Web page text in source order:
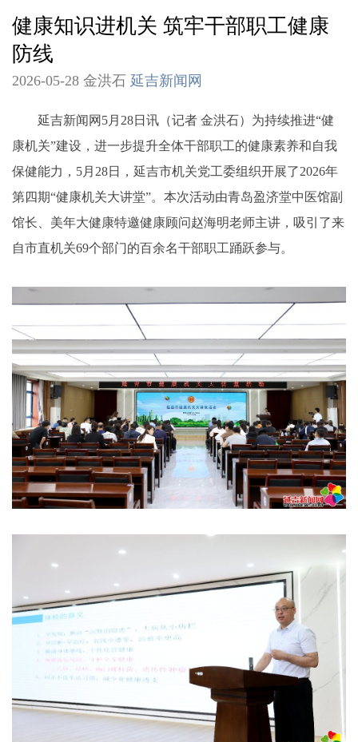
健康知识进机关 筑牢干部职工健康
防线
2026-05-28 金洪石 延吉新闻网
延吉新闻网5月28日讯（记者 金洪石）为持续推进“健
康机关”建设，进一步提升全体干部职工的健康素养和自我
保健能力，5月28日，延吉市机关党工委组织开展了2026年
第四期“健康机关大讲堂”。本次活动由青岛盈济堂中医馆副
馆长、美年大健康特邀健康顾问赵海明老师主讲，吸引了来
自市直机关69个部门的百余名干部职工踊跃参与。